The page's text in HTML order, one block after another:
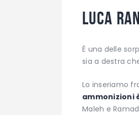
Luca
È una delle
sia a destra
Lo inseriamo
ammonizioni
Maleh e